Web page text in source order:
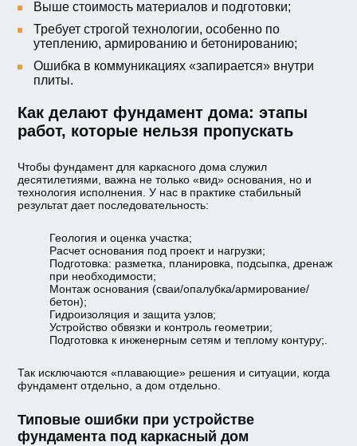
Выше стоимость материалов и подготовки;
Требует строгой технологии, особенно по
утеплению, армированию и бетонированию;
Ошибка в коммуникациях «запирается» внутри
плиты.
Как делают фундамент дома: этапы
работ, которые нельзя пропускать
Чтобы фундамент для каркасного дома служил
десятилетиями, важна не только «вид» основания, но и
технология исполнения. У нас в практике стабильный
результат дает последовательность:
Геология и оценка участка;
Расчет основания под проект и нагрузки;
Подготовка: разметка, планировка, подсыпка, дренаж
при необходимости;
Монтаж основания (сваи/опалубка/армирование/
бетон);
Гидроизоляция и защита узлов;
Устройство обвязки и контроль геометрии;
Подготовка к инженерным сетям и теплому контуру;.
Так исключаются «плавающие» решения и ситуации, когда
фундамент отдельно, а дом отдельно.
Типовые ошибки при устройстве
фундамента под каркасный дом